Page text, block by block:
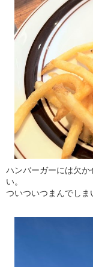
ハンバーガーには欠
い。
ついついつまんでしま